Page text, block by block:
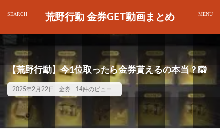
荒野行動 金券GET動画まとめ
【荒野行動】今1位取ったら金券貰えるの本当？🙉
2025年2月22日 金券 14件のビュー